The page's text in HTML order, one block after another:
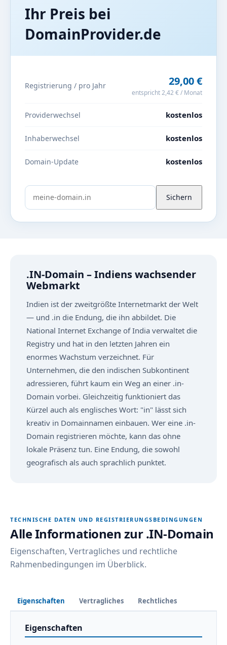
Ihr Preis bei
DomainProvider.de
Registrierung / pro Jahr 29,00 €
entspricht 2,42 € / Monat
Providerwechsel kostenlos
Inhaberwechsel kostenlos
Domain-Update kostenlos
Sichern
.IN-Domain – Indiens wachsender
Webmarkt
Indien ist der zweitgrößte Internetmarkt der Welt
— und .in die Endung, die ihn abbildet. Die
National Internet Exchange of India verwaltet die
Registry und hat in den letzten Jahren ein
enormes Wachstum verzeichnet. Für
Unternehmen, die den indischen Subkontinent
adressieren, führt kaum ein Weg an einer .in-
Domain vorbei. Gleichzeitig funktioniert das
Kürzel auch als englisches Wort: "in" lässt sich
kreativ in Domainnamen einbauen. Wer eine .in-
Domain registrieren möchte, kann das ohne
lokale Präsenz tun. Eine Endung, die sowohl
geografisch als auch sprachlich punktet.
TECHNISCHE DATEN UND REGISTRIERUNGSBEDINGUNGEN
Alle Informationen zur .IN-Domain
Eigenschaften, Vertragliches und rechtliche
Rahmenbedingungen im Überblick.
Eigenschaften Vertragliches Rechtliches
Eigenschaften